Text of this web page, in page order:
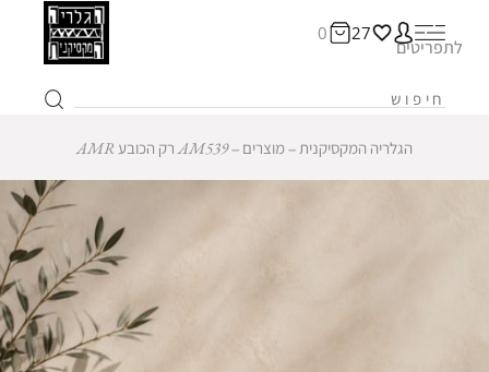
27
0
לתפריטים
הגלריה המקסיקנית ‒מוצרים ‒AM539 רק הכובע AMR